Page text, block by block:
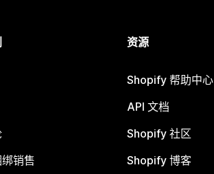
销售
资源
Shopify 帮助中心
API 文档
Shopify 社区
Shopify 博客